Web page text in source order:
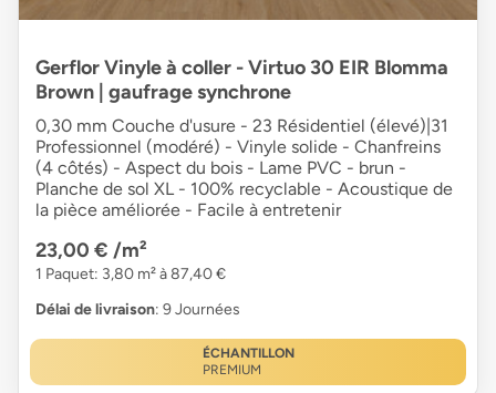
Gerflor Vinyle à coller - Virtuo 30 EIR Blomma
Brown | gaufrage synchrone
0,30 mm Couche d'usure - 23 Résidentiel (élevé)|31
Professionnel (modéré) - Vinyle solide - Chanfreins
(4 côtés) - Aspect du bois - Lame PVC - brun -
Planche de sol XL - 100% recyclable - Acoustique de
la pièce améliorée - Facile à entretenir
23,00 € /m²
1 Paquet: 3,80 m² à 87,40 €
Délai de livraison: 9 Journées
ÉCHANTILLON
PREMIUM